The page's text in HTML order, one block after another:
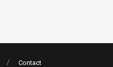
Contact